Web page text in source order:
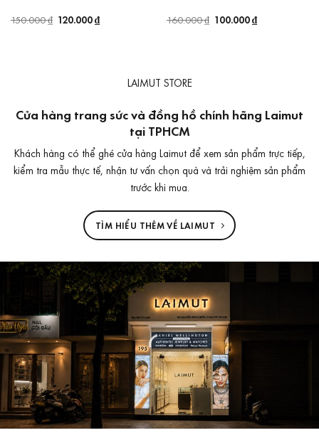
150.000₫ Giá
120.000₫ 160.000₫ Giá
100.000₫
LAIMUT STORE
Cửa hàng trang sức và đồng hồ chính hãng Laimut
tại TPHCM
Khách hàng có thể ghé cửa hàng Laimut để xem sản phẩm trực tiếp,
kiểm tra mẫu thực tế, nhận tư vấn chọn quà và trải nghiệm sản phẩm
trước khi mua.
TÌM HIỂU THÊM VỀ LAIMUT